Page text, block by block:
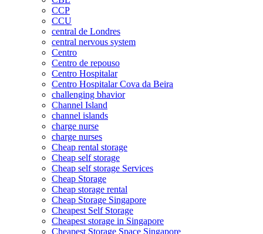
CCP
CCU
central de Londres
central nervous system
Centro
Centro de repouso
Centro Hospitalar
Centro Hospitalar Cova da Beira
challenging bhavior
Channel Island
channel islands
charge nurse
charge nurses
Cheap rental storage
Cheap self storage
Cheap self storage Services
Cheap Storage
Cheap storage rental
Cheap Storage Singapore
Cheapest Self Storage
Cheapest storage in Singapore
Cheapest Storage Space Singapore